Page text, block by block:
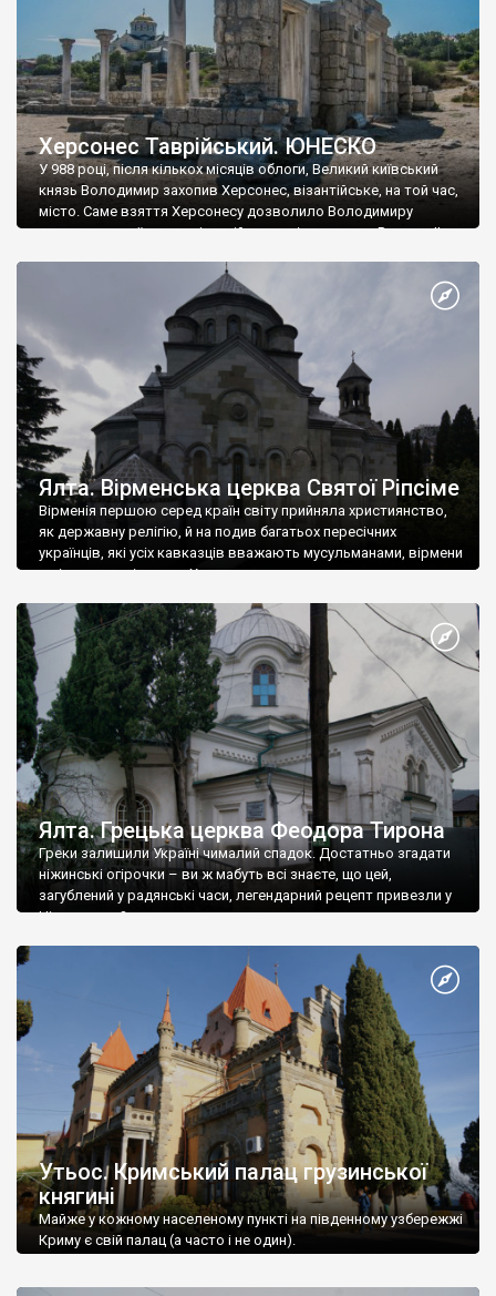
Херсонес Таврійський. ЮНЕСКО
У 988 році, після кількох місяців облоги, Великий київський
князь Володимир захопив Херсонес, візантійське, на той час,
місто. Саме взяття Херсонесу дозволило Володимиру
диктувати свої умови візантійському імператору Василю ІІ, та
Херсонесі Володимир-язичник, став Василем-християнином.
А потім було Хрещення Русі. На честь Херсонесу Таврійського
Ялта. Вірменська церква Святої Ріпсіме
Вірменія першою серед країн світу прийняла християнство,
як державну релігію, й на подив багатьох пересічних
українців, які усіх кавказців вважають мусульманами, вірмени
є відданими вірянами Христа
Ялта. Грецька церква Феодора Тирона
Греки залишили Україні чималий спадок. Достатньо згадати
ніжинські огірочки – ви ж мабуть всі знаєте, що цей,
загублений у радянські часи, легендарний рецепт привезли у
Ніжин греки?
Утьос. Кримський палац грузинської
княгині
Майже у кожному населеному пункті на південному узбережжі
Криму є свій палац (а часто і не один).